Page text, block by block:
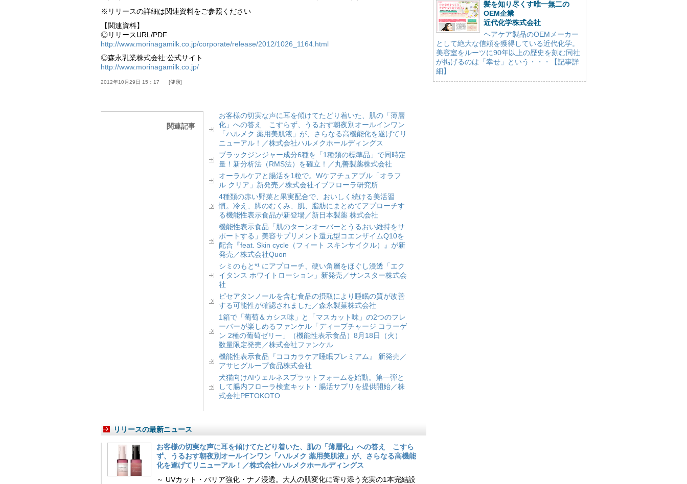
※リリースの詳細は関連資料をご参照ください
【関連資料】
◎リリースURL/PDF
http://www.morinagamilk.co.jp/corporate/release/2012/1026_1164.html
◎森永乳業株式会社:公式サイト
http://www.morinagamilk.co.jp/
2012年10月29日 15：17 健康
関連記事
お客様の切実な声に耳を傾けてたどり着いた、肌の「薄層
化」への答え こすらず、うるおす朝夜別オールインワン
「ハルメク 薬用美肌液」が、さらなる高機能化を遂げてリ
ニューアル！／株式会社ハルメクホールディングス
ブラックジンジャー成分6種を「1種類の標準品」で同時定
量！新分析法（RMS法）を確立！／丸善製薬株式会社
オーラルケアと腸活を1粒で。Wケアチュアブル「オラフ
ル クリア」新発売／株式会社イブフローラ研究所
4種類の赤い野菜と果実配合で、おいしく続ける美活習
慣。冷え、脚のむくみ、肌、脂肪にまとめてアプローチす
る機能性表示食品が新登場／新日本製薬 株式会社
機能性表示食品「肌のターンオーバーとうるおい維持をサ
ポートする」美容サプリメント還元型コエンザイムQ10を
配合『feat. Skin cycle（フィート スキンサイクル）』が新
発売／株式会社Quon
シミのもと*¹ にアプローチ、硬い角層をほぐし浸透「エク
イタンス ホワイトローション」新発売／サンスター株式会
社
ピセアタンノールを含む食品の摂取により睡眠の質が改善
する可能性が確認されました／森永製菓株式会社
1箱で「葡萄＆カシス味」と「マスカット味」の2つのフレ
ーバーが楽しめるファンケル「ディープチャージ コラーゲ
ン 2種の葡萄ゼリー」（機能性表示食品）8月18日（火）
数量限定発売／株式会社ファンケル
機能性表示食品『ココカラケア睡眠プレミアム』 新発売／
アサヒグループ食品株式会社
犬猫向けAIウェルネスプラットフォームを始動。第一弾と
して腸内フローラ検査キット・腸活サプリを提供開始／株
式会社PETOKOTO
リリースの最新ニュース
お客様の切実な声に耳を傾けてたどり着いた、肌の「薄層化」への答え こすら
ず、うるおす朝夜別オールインワン「ハルメク 薬用美肌液」が、さらなる高機能
化を遂げてリニューアル！／株式会社ハルメクホールディングス
～ UVカット・バリア強化・ナノ浸透。大人の肌変化に寄り添う充実の1本完結設
髪を知り尽くす唯一無二の
OEM企業
近代化学株式会社
ヘアケア製品のOEMメーカー
として絶大な信頼を獲得している近代化学。
美容室をルーツに90年以上の歴史を刻む同社
が掲げるのは「幸せ」という・・・【記事詳
細】